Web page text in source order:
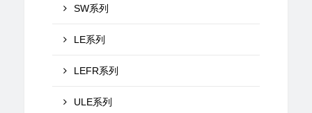
SW系列
LE系列
LEFR系列
ULE系列